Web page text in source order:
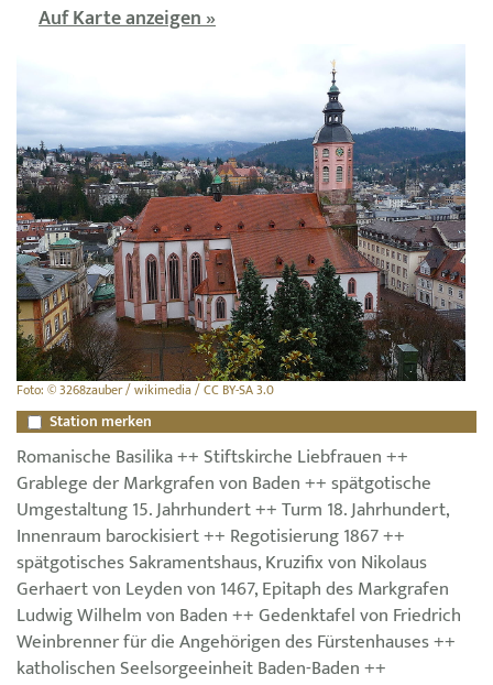
Auf Karte anzeigen »
Foto: © 3268zauber / wikimedia / CC BY-SA 3.0
Station merken
Romanische Basilika ++ Stiftskirche Liebfrauen ++
Grablege der Markgrafen von Baden ++ spätgotische
Umgestaltung 15. Jahrhundert ++ Turm 18. Jahrhundert,
Innenraum barockisiert ++ Regotisierung 1867 ++
spätgotisches Sakramentshaus, Kruzifix von Nikolaus
Gerhaert von Leyden von 1467, Epitaph des Markgrafen
Ludwig Wilhelm von Baden ++ Gedenktafel von Friedrich
Weinbrenner für die Angehörigen des Fürstenhauses ++
katholischen Seelsorgeeinheit Baden-Baden ++